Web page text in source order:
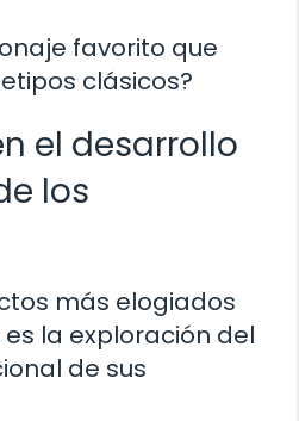
favorito que
clásicos?
el desarrollo
los
más elogiados
es la exploración del
de sus